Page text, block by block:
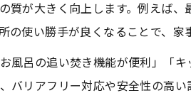
質が大きく向上します。例えば
の使い勝手が良くなることで、
風呂の追い焚き機能が便利」「
リアフリー対応や安全性の高い